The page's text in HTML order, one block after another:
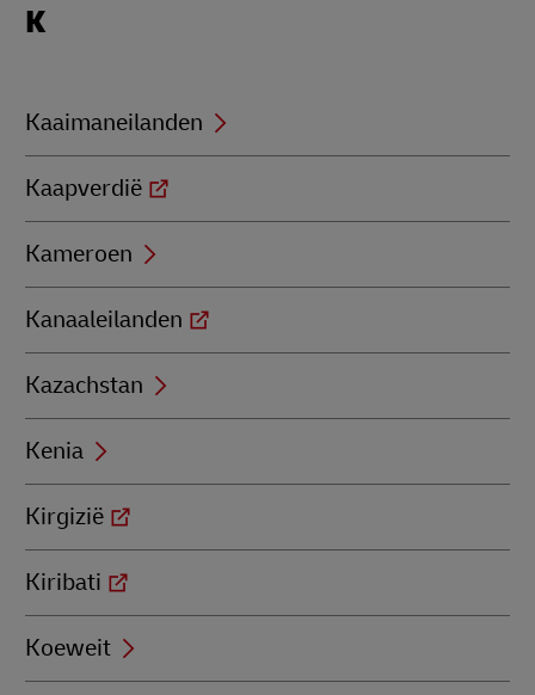
beginning
K
Kaaimaneilanden
Kaapverdië
Kameroen
Kanaaleilanden
Kazachstan
Kenia
Kirgizië
Kiribati
Koeweit